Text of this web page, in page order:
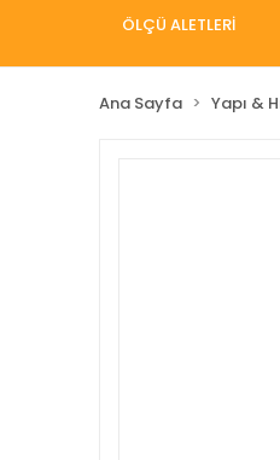
ÖLÇÜ ALETLERİ
Ana Sayfa Yapı &